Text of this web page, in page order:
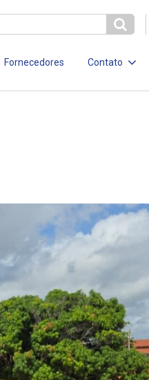
Fornecedores Contato